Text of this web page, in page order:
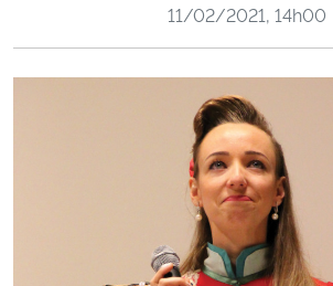
Ministério de Minas e Energia
Ministério do Desenvolvimento Regional
11/02/2021, 14h00